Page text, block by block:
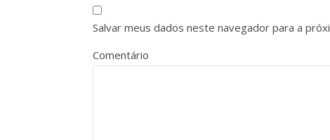
Salvar meus dados neste navegador para a
Comentário